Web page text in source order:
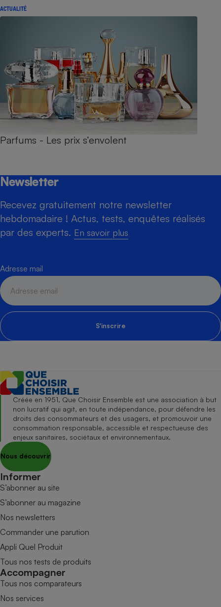
ACTUALITÉ
Parfums - Les prix s’envolent
Newsletter
Recevez gratuitement notre newsletter
hebdomadaire ! Actus, tests, enquêtes réalisés
par des experts. En savoir plus
Adresse mail
S'inscrire
Créée en 1951, Que Choisir Ensemble est une association à but
non lucratif qui agit, en toute indépendance, pour défendre les
droits des consommateurs et des usagers, et promouvoir une
consommation responsable, accessible et respectueuse des
enjeux sanitaires, sociétaux et environnementaux.
Nous découvrir
Informer
S’abonner au site
S’abonner au magazine
Nos newsletters
Commander une parution
Appli Quel Produit
Tous nos tests de produits
Accompagner
Tous nos comparateurs
Nos services